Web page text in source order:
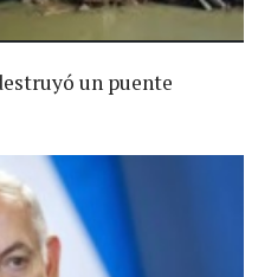
un puente